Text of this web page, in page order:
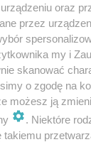
oraz
przez
my i
skanować
o zgodę na
możesz ją
. Niektóre